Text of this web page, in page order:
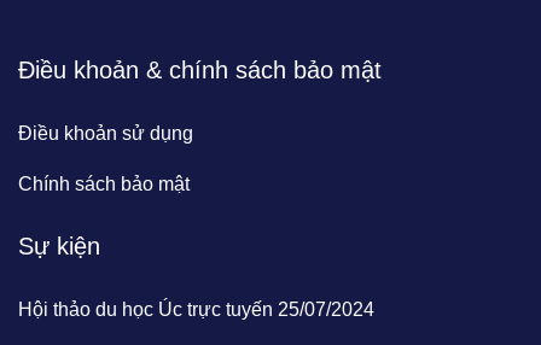
Điều khoản & chính sách bảo mật
Điều khoản sử dụng
Chính sách bảo mật
Sự kiện
Hội thảo du học Úc trực tuyến 25/07/2024